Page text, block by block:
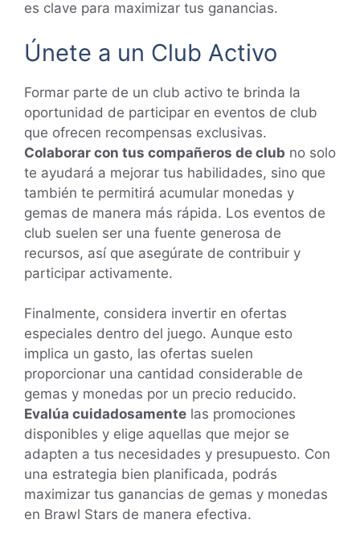
es clave para maximizar tus ganancias.
Únete a un Club Activo
Formar parte de un club activo te brinda la
oportunidad de participar en eventos de club
que ofrecen recompensas exclusivas.
Colaborar con tus compañeros de club no solo
te ayudará a mejorar tus habilidades, sino que
también te permitirá acumular monedas y
gemas de manera más rápida. Los eventos de
club suelen ser una fuente generosa de
recursos, así que asegúrate de contribuir y
participar activamente.
Finalmente, considera invertir en ofertas
especiales dentro del juego. Aunque esto
implica un gasto, las ofertas suelen
proporcionar una cantidad considerable de
gemas y monedas por un precio reducido.
Evalúa cuidadosamente las promociones
disponibles y elige aquellas que mejor se
adapten a tus necesidades y presupuesto. Con
una estrategia bien planificada, podrás
maximizar tus ganancias de gemas y monedas
en Brawl Stars de manera efectiva.